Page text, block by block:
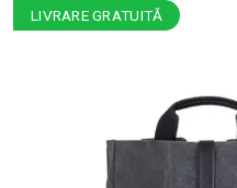
LIVRARE GRATUITĂ